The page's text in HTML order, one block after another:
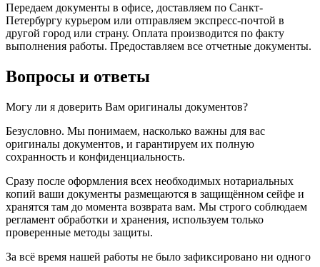
Передаем документы в офисе, доставляем по Санкт-
Петербургу курьером или отправляем экспресс-почтой в
другой город или страну. Оплата производится по факту
выполнения работы. Предоставляем все отчетные документы.
Вопросы и ответы
Могу ли я доверить Вам оригиналы документов?
Безусловно. Мы понимаем, насколько важны для вас
оригиналы документов, и гарантируем их полную
сохранность и конфиденциальность.
Сразу после оформления всех необходимых нотариальных
копий ваши документы размещаются в защищённом сейфе и
хранятся там до момента возврата вам. Мы строго соблюдаем
регламент обработки и хранения, используем только
проверенные методы защиты.
За всё время нашей работы не было зафиксировано ни одного